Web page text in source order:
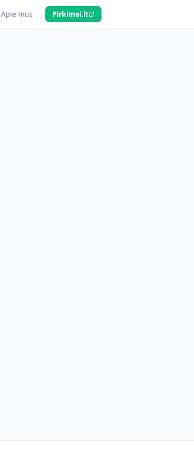
Apie mus Pirkimai.lt